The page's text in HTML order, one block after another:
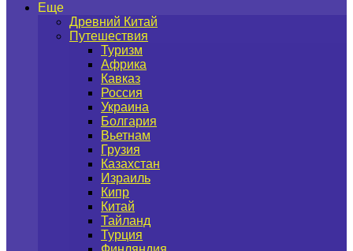
Еще
Древний Китай
Путешествия
Туризм
Африка
Кавказ
Россия
Украина
Болгария
Вьетнам
Грузия
Казахстан
Израиль
Кипр
Китай
Тайланд
Турция